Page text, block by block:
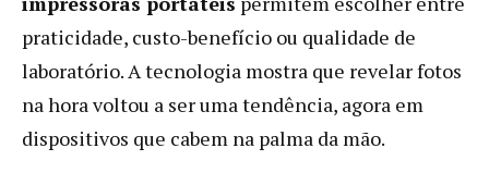
praticidade, custo-benefício ou qualidade de
laboratório. A tecnologia mostra que revelar fotos
na hora voltou a ser uma tendência, agora em
dispositivos que cabem na palma da mão.